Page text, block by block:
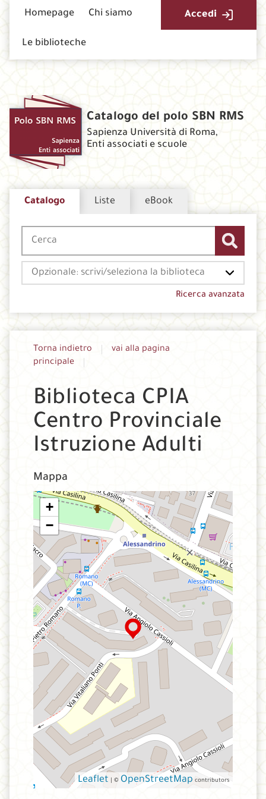
Homepage Chi siamo
Le biblioteche
Accedi
Catalogo del polo SBN RMS
Sapienza Università di Roma,
Enti associati e scuole
Catalogo Liste eBook
CERCA
Ricerca avanzata
Seleziona
Torna indietro
vai alla pagina
principale
Biblioteca CPIA
Centro Provinciale
Istruzione Adulti
Mappa
+
−
Leaflet | © OpenStreetMap contributors